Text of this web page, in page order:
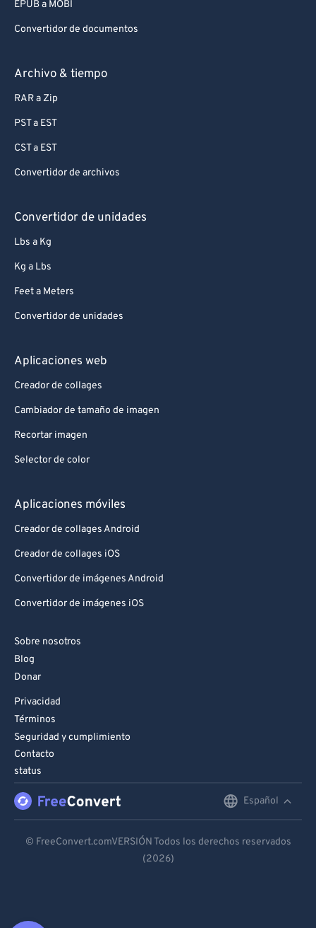
EPUB a MOBI
Convertidor de documentos
Archivo & tiempo
RAR a Zip
PST a EST
CST a EST
Convertidor de archivos
Convertidor de unidades
Lbs a Kg
Kg a Lbs
Feet a Meters
Convertidor de unidades
Aplicaciones web
Creador de collages
Cambiador de tamaño de imagen
Recortar imagen
Selector de color
Aplicaciones móviles
Creador de collages Android
Creador de collages iOS
Convertidor de imágenes Android
Convertidor de imágenes iOS
Sobre nosotros
Blog
Donar
Privacidad
Términos
Seguridad y cumplimiento
Contacto
status
Español
Español
© FreeConvert.comVERSIÓN Todos los derechos reservados
(2026)